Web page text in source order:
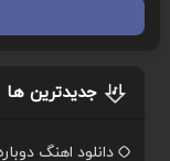
جدیدترین ها
دانلود اهنگ